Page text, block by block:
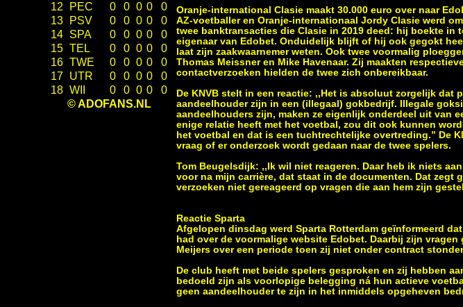
12
PEC 0 0 0 0
0
13
PSV 0 0 0 0
0
14 SPA 0 0 0 0
0
15 TEL 0 0 0 0
0
16 TWE 0 0 0 0
0
17 UTR 0 0 0 0
0
18 WII 0 0 0 0
0
© ADOFANS.NL
Oranje-international Clasie maakt 30.000 euro over naar
AZ-voetballer en Oranje-internationaal Jordy Clasie werd
twee banktransacties die Clasie in 2019 deed: hij boekte in
eigenaar van Edobet. Onduidelijk blijft of hij ook gegokt
laat zijn zaakwaarnemer weten. Ook twee voormalig
Thomas Meissner en Mike Havenaar. Zij maakten
contactverzoeken hielden de twee zich onbereikbaar.
De KNVB stelt in een reactie: ,,Het is absoluut zorgelijk
aandeelhouder zijn in een (illegaal) gokbedrijf. Illegale
aandeelhouders zijn, maken ze eigenlijk onderdeel uit van
enige relatie heeft met het voetbal, zou dit ook kunnen
het voetbal en dat is een tuchtrechtelijke overtreding.” De
vraag of er onderzoek wordt gedaan naar de twee spelers.
Tom Beugelsdijk: ,,Ik wil niet reageren. Daar heb ik niets
voor na mijn carrière, dat staat in de documenten. Dat zegt
verzoeken niet gereageerd op vragen die aan hem zijn
Reactie Sparta
Afgelopen dinsdag werd Sparta Rotterdam geïnformeerd
had over de voormalige website Edobet. Daarbij zijn
Meijers over een periode toen zij niet onder contract
De club heeft met beide spelers gesproken en zij hebben
bedoeld zijn als voorlopige belegging ná hun actieve
geen aandeelhouder te zijn in het inmiddels opgeheven